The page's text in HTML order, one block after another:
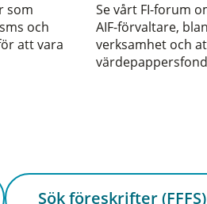
som
och
att vara
Se vårt FI-forum
AIF-förvaltare,
verksamhet och
Sök föreskrifter (FFFS)